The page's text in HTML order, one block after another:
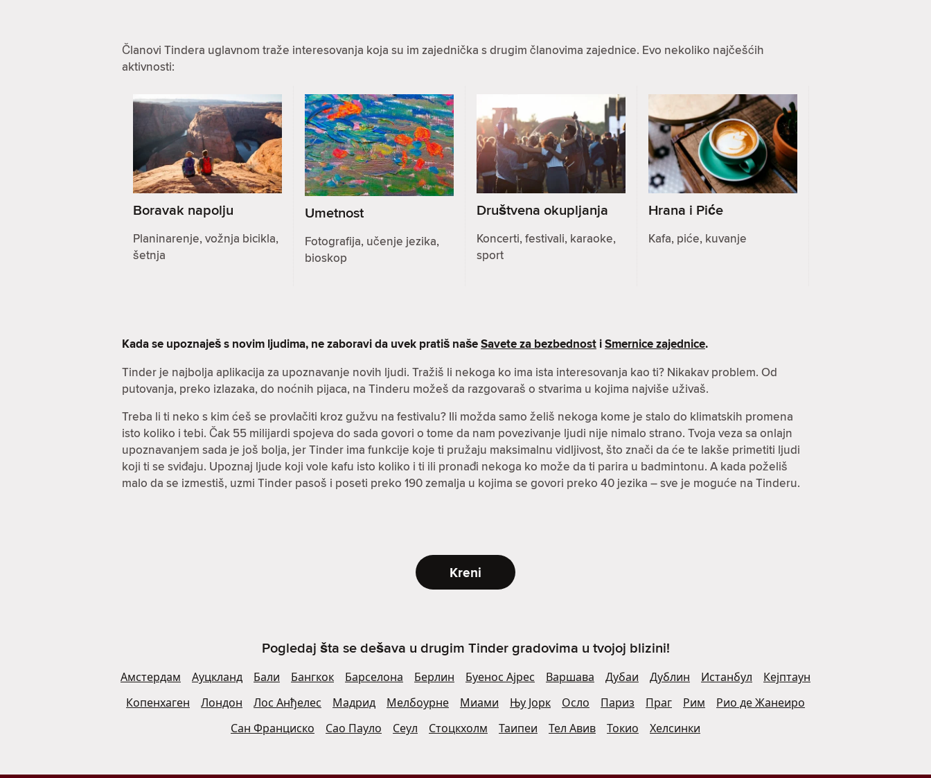
Članovi Tindera uglavnom traže interesovanja koja su im zajednička s drugim članovima zajednice. Evo nekoliko najčešćih
aktivnosti:
Boravak napolju
Planinarenje, vožnja bicikla,
šetnja
Umetnost
Fotografija, učenje jezika,
bioskop
Društvena okupljanja
Koncerti, festivali, karaoke,
sport
Hrana i Piće
Kafa, piće, kuvanje
Kada se upoznaješ s novim ljudima, ne zaboravi da uvek pratiš našeSavete za bezbednost iSmernice zajednice.
Tinder je najbolja aplikacija za upoznavanje novih ljudi. Tražiš li nekoga ko ima ista interesovanja kao ti? Nikakav problem. Od
putovanja, preko izlazaka, do noćnih pijaca, na Tinderu možeš da razgovaraš o stvarima u kojima najviše uživaš.
Treba li ti neko s kim ćeš se provlačiti kroz gužvu na festivalu? Ili možda samo želiš nekoga kome je stalo do klimatskih promena
isto koliko i tebi. Čak 55 milijardi spojeva do sada govori o tome da nam povezivanje ljudi nije nimalo strano. Tvoja veza sa onlajn
upoznavanjem sada je još bolja, jer Tinder ima funkcije koje ti pružaju maksimalnu vidljivost, što znači da će te lakše primetiti ljudi
koji ti se sviđaju. Upoznaj ljude koji vole kafu isto koliko i ti ili pronađi nekoga ko može da ti parira u badmintonu. A kada poželiš
malo da se izmestiš, uzmi Tinder pasoš i poseti preko 190 zemalja u kojima se govori preko 40 jezika – sve je moguće na Tinderu.
Kreni
Pogledaj šta se dešava u drugim Tinder gradovima u tvojoj blizini!
Амстердам Ауцкланд Бали Бангкок Барселона Берлин Буенос Ајрес Варшава Дубаи Дублин Истанбул
Кејптаун
Копенхаген
Лондон Лос Анђелес Мадрид Мелбоурне Миами Њу Јорк Осло Париз Праг Рим
Рио де Жанеиро
Сан Франциско
Сао Пауло Сеул Стоцкхолм Таипеи Тел Авив Токио Хелсинки